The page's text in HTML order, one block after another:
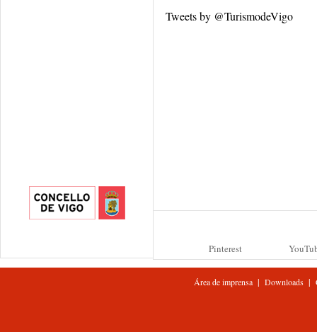
Tweets by @TurismodeVigo
Pinterest
Área de imprensa| Downloads|